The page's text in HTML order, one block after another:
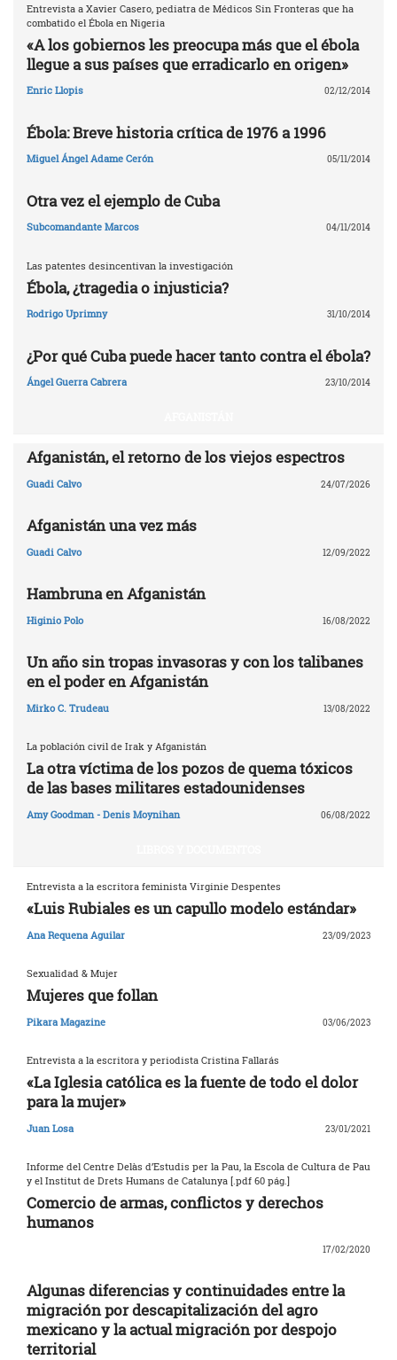
Entrevista a Xavier Casero, pediatra de Médicos Sin Fronteras que ha
combatido el Ébola en Nigeria
«A los gobiernos les preocupa más que el ébola
llegue a sus países que erradicarlo en origen»
Enric Llopis 02/12/2014
Ébola: Breve historia crítica de 1976 a 1996
Miguel Ángel Adame Cerón 05/11/2014
Otra vez el ejemplo de Cuba
Subcomandante Marcos 04/11/2014
Las patentes desincentivan la investigación
Ébola, ¿tragedia o injusticia?
Rodrigo Uprimny 31/10/2014
¿Por qué Cuba puede hacer tanto contra el ébola?
Ángel Guerra Cabrera 23/10/2014
Afganistán, el retorno de los viejos espectros
Guadi Calvo 24/07/2026
Afganistán una vez más
Guadi Calvo 12/09/2022
Hambruna en Afganistán
Higinio Polo 16/08/2022
Un año sin tropas invasoras y con los talibanes
en el poder en Afganistán
Mirko C. Trudeau 13/08/2022
La población civil de Irak y Afganistán
La otra víctima de los pozos de quema tóxicos
de las bases militares estadounidenses
Amy Goodman - Denis Moynihan 06/08/2022
Entrevista a la escritora feminista Virginie Despentes
«Luis Rubiales es un capullo modelo estándar»
Ana Requena Aguilar 23/09/2023
Sexualidad & Mujer
Mujeres que follan
Pikara Magazine 03/06/2023
Entrevista a la escritora y periodista Cristina Fallarás
«La Iglesia católica es la fuente de todo el dolor
para la mujer»
Juan Losa 23/01/2021
Informe del Centre Delàs d’Estudis per la Pau, la Escola de Cultura de Pau
y el Institut de Drets Humans de Catalunya [.pdf 60 pág.]
Comercio de armas, conflictos y derechos
humanos
17/02/2020
Algunas diferencias y continuidades entre la
migración por descapitalización del agro
mexicano y la actual migración por despojo
territorial